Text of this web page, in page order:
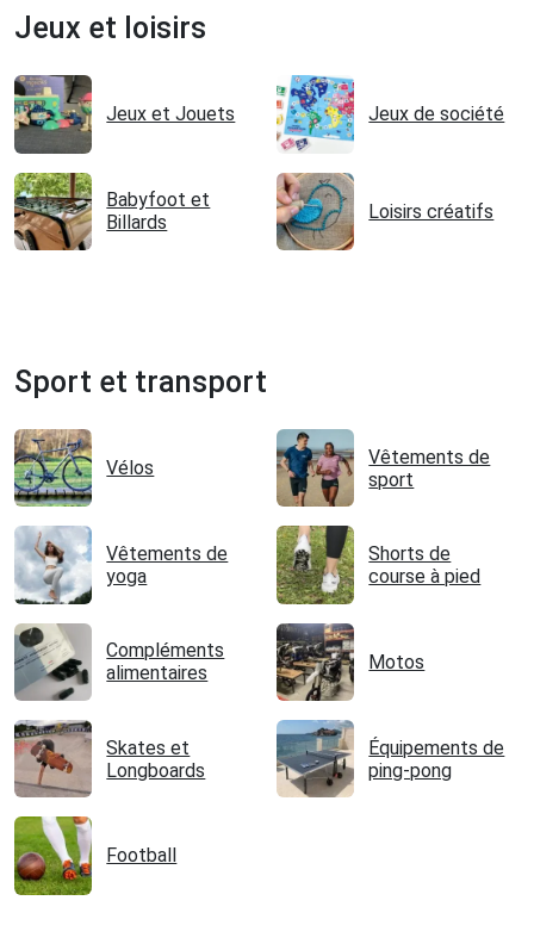
Jeux et loisirs
Jeux et Jouets Jeux de société
Babyfoot et
Billards
Loisirs créatifs
Sport et transport
Vélos
Vêtements de
sport
Vêtements de
yoga
Shorts de
course à pied
Compléments
alimentaires
Motos
Skates et
Longboards
Équipements de
ping-pong
Football